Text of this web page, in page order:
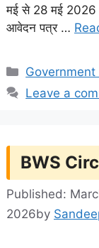
मई से 28 मई 2026
आवेदन पत्र …
Categories
Government
Leave a
BWS
Published:
2026by